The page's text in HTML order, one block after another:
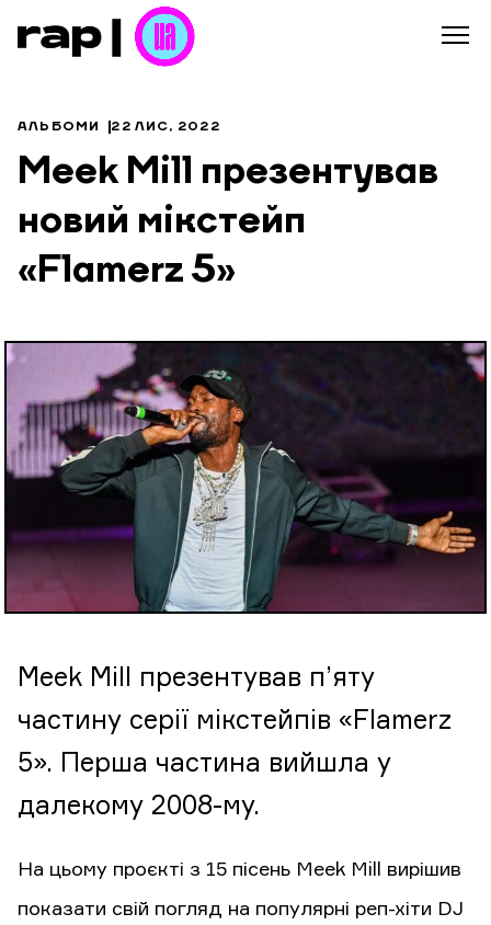
АЛЬБОМИ 22 ЛИС, 2022
Meek Mill презентував
новий мікстейп
«Flamerz 5»
Meek Mill презентував п’яту
частину серії мікстейпів «Flamerz
5». Перша частина вийшла у
далекому 2008-му.
На цьому проєкті з 15 пісень Meek Mill вирішив
показати свій погляд на популярні реп-хіти DJ